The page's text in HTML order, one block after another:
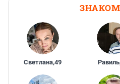
Светлана,49 Равиль